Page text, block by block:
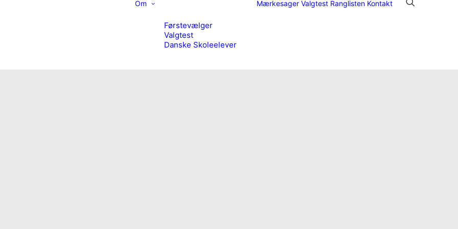
Om
Førstevælger
Valgtest
Danske Skoleelever
Mærkesager Valgtest Ranglisten Kontakt